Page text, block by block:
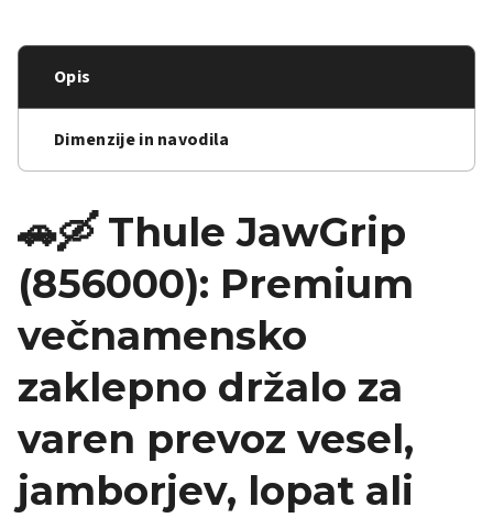
Opis
Dimenzije in navodila
🚗🛶 Thule JawGrip
(856000): Premium
večnamensko
zaklepno držalo za
varen prevoz vesel,
jamborjev, lopat ali